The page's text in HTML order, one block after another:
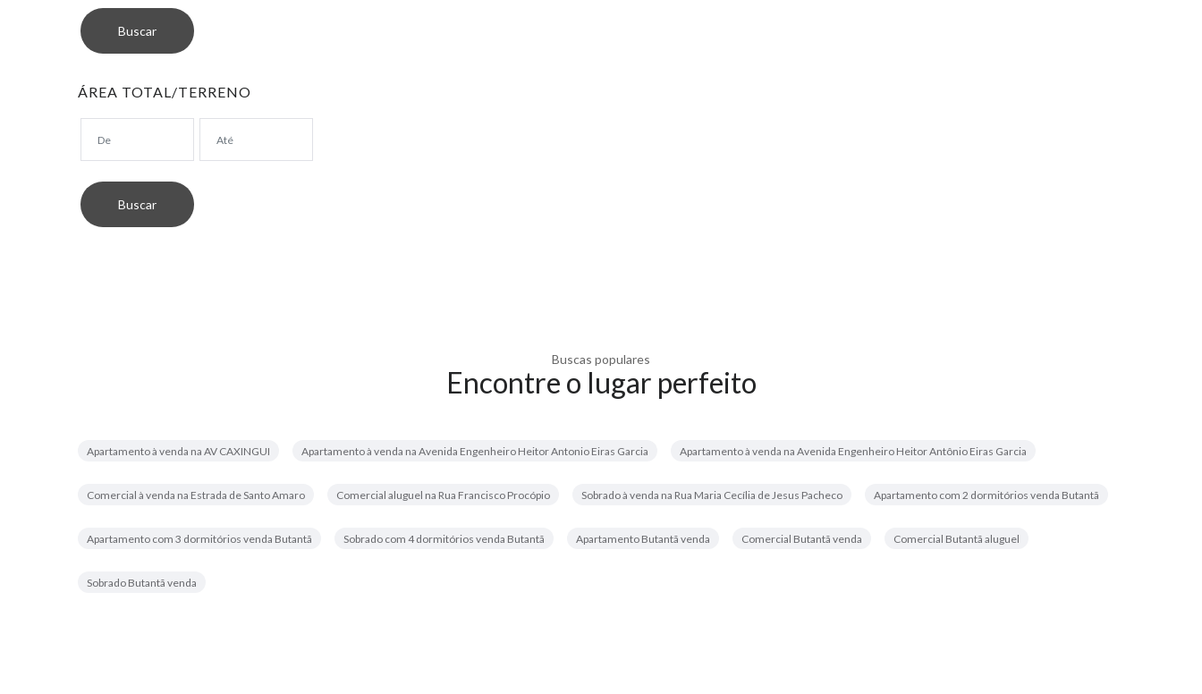
ÁREA TOTAL/TERRENO
Buscas populares
Encontre o lugar perfeito
Apartamento à venda na AV CAXINGUI Apartamento à venda na Avenida Engenheiro Heitor Antonio Eiras Garcia Apartamento à venda na Avenida Engenheiro Heitor Antônio Eiras Garcia
Comercial à venda na Estrada de Santo Amaro Comercial aluguel na Rua Francisco Procópio Sobrado à venda na Rua Maria Cecília de Jesus Pacheco Apartamento com 2 dormitórios venda Butantã
Apartamento com 3 dormitórios venda Butantã Sobrado com 4 dormitórios venda Butantã Apartamento Butantã venda Comercial Butantã venda Comercial Butantã aluguel
Sobrado Butantã venda